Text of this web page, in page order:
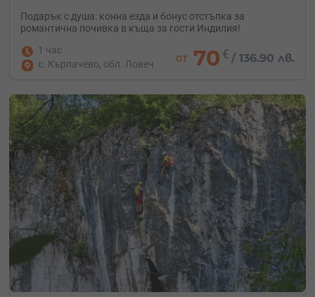
Подарък с душа: конна езда и бонус отстъпка за
романтична почивка в къща за гости Индилия!
1 час
с. Кърпачево, обл. Ловеч
от 70 € /136.90 лв.